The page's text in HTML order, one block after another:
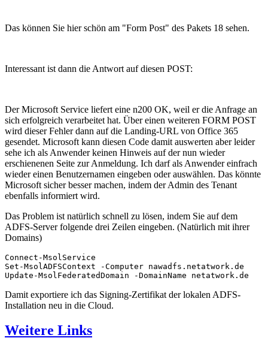
Das können Sie hier schön am "Form Post" des Pakets 18 sehen.
Interessant ist dann die Antwort auf diesen POST:
Der Microsoft Service liefert eine n200 OK, weil er die Anfrage an
sich erfolgreich verarbeitet hat. Über einen weiteren FORM POST
wird dieser Fehler dann auf die Landing-URL von Office 365
gesendet. Microsoft kann diesen Code damit auswerten aber leider
sehe ich als Anwender keinen Hinweis auf der nun wieder
erschienenen Seite zur Anmeldung. Ich darf als Anwender einfrach
wieder einen Benutzernamen eingeben oder auswählen. Das könnte
Microsoft sicher besser machen, indem der Admin des Tenant
ebenfalls informiert wird.
Das Problem ist natürlich schnell zu lösen, indem Sie auf dem
ADFS-Server folgende drei Zeilen eingeben. (Natürlich mit ihrer
Domains)
Connect-MsolService
Set-MsolADFSContext -Computer nawadfs.netatwork.de
Update-MsolFederatedDomain -DomainName netatwork.de
Damit exportiere ich das Signing-Zertifikat der lokalen ADFS-
Installation neu in die Cloud.
Weitere Links